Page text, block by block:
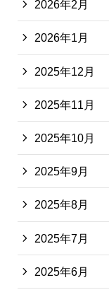
2026年2月
2026年1月
2025年12月
2025年11月
2025年10月
2025年9月
2025年8月
2025年7月
2025年6月